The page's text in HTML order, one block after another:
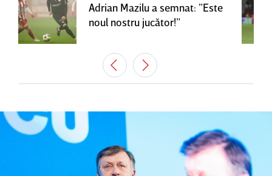
Adrian Mazilu a semnat: ”Este
noul nostru jucător!”